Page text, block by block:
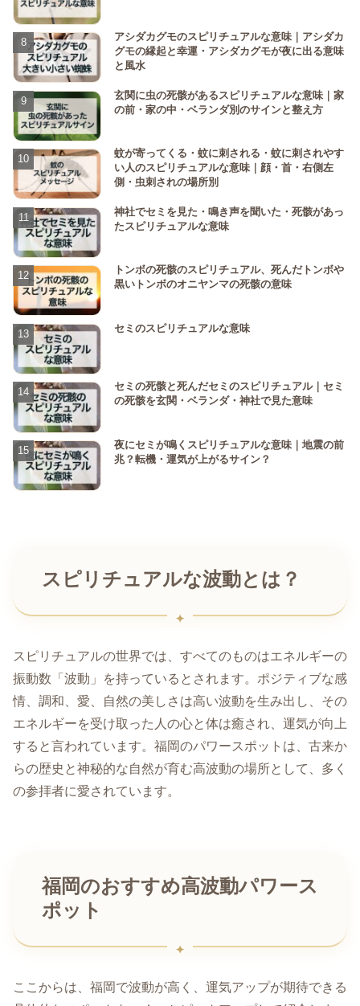
アシダカグモのスピリチュアルな意味｜アシダカ
グモの縁起と幸運・アシダカグモが夜に出る意味
と風水
玄関に虫の死骸があるスピリチュアルな意味｜家
の前・家の中・ベランダ別のサインと整え方
蚊が寄ってくる・蚊に刺される・蚊に刺されやす
い人のスピリチュアルな意味｜顔・首・右側左
側・虫刺されの場所別
神社でセミを見た・鳴き声を聞いた・死骸があっ
たスピリチュアルな意味
トンボの死骸のスピリチュアル、死んだトンボや
黒いトンボのオニヤンマの死骸の意味
セミのスピリチュアルな意味
セミの死骸と死んだセミのスピリチュアル｜セミ
の死骸を玄関・ベランダ・神社で見た意味
夜にセミが鳴くスピリチュアルな意味｜地震の前
兆？転機・運気が上がるサイン？
スピリチュアルな波動とは？
スピリチュアルの世界では、すべてのものはエネルギーの
振動数「波動」を持っているとされます。ポジティブな感
情、調和、愛、自然の美しさは高い波動を生み出し、その
エネルギーを受け取った人の心と体は癒され、運気が向上
すると言われています。福岡のパワースポットは、古来か
らの歴史と神秘的な自然が育む高波動の場所として、多く
の参拝者に愛されています。
福岡のおすすめ高波動パワース
ポット
ここからは、福岡で波動が高く、運気アップが期待できる